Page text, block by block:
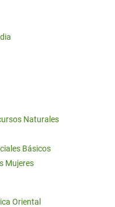
Naturales
Básicos
Mujeres
Oriental